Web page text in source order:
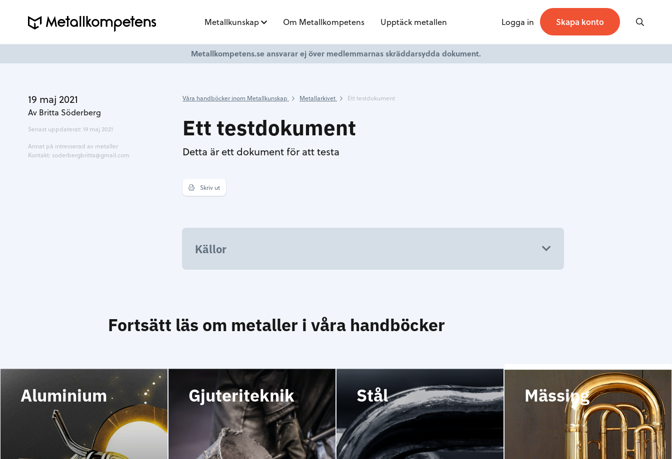
Metallkunskap Om Metallkompetens Upptäck metallen Logga in Skapa konto
Metallkompetens.se ansvarar ej över medlemmarnas skräddarsydda dokument.
Våra handböcker inom Metallkunskap Metallarkivet Ett testdokument
19 maj 2021
Av Britta Söderberg
Senast uppdaterat: 19 maj 2021
Annat på intresserad av metaller
Kontakt: soderbergbritta@gmail.com
Ett testdokument
Detta är ett dokument för att testa
Skriv ut
Källor
Fortsätt läs om metaller i våra handböcker
Aluminium Gjuteriteknik Stål Mässing